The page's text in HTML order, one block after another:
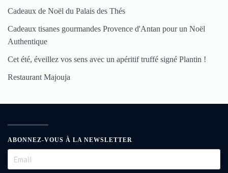
Cadeaux de Noël du Palais des Thés
Cadeaux tisanes gourmandes Provence d'Antan pour un Noël
Authentique
Cet été, éveillez vos sens avec un apéritif truffé signé Plantin !
Restaurant Majouja
ABONNEZ-VOUS À LA NEWSLETTER